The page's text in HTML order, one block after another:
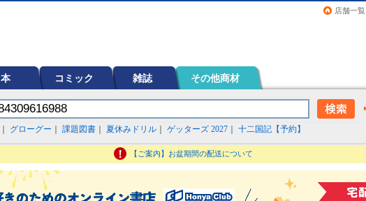
店舗一覧
本 コミック 雑誌 その他商材
グローグー 課題図書 夏休みドリル ゲッターズ 2027 十二国記【予約】
【ご案内】お盆期間の配送について